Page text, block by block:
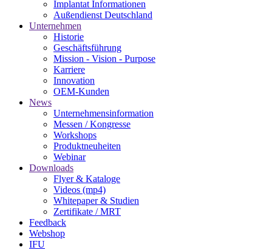
Implantat Informationen
Außendienst Deutschland
Unternehmen
Historie
Geschäftsführung
Mission - Vision - Purpose
Karriere
Innovation
OEM-Kunden
News
Unternehmensinformation
Messen / Kongresse
Workshops
Produktneuheiten
Webinar
Downloads
Flyer & Kataloge
Videos (mp4)
Whitepaper & Studien
Zertifikate / MRT
Feedback
Webshop
IFU